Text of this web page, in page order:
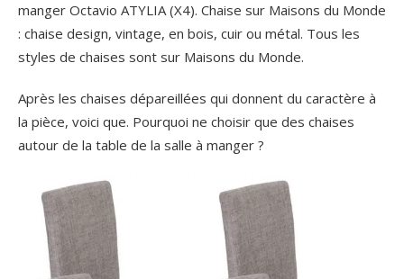
manger Octavio ATYLIA (X4). Chaise sur Maisons du Monde
: chaise design, vintage, en bois, cuir ou métal. Tous les
styles de chaises sont sur Maisons du Monde.
Après les chaises dépareillées qui donnent du caractère à
la pièce, voici que. Pourquoi ne choisir que des chaises
autour de la table de la salle à manger ?